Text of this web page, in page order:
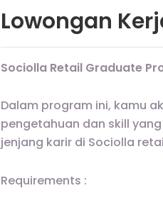
Lowongan
Sociolla Retail Graduate
Dalam program ini, kamu
pengetahuan dan skill
jenjang karir di Sociolla
Requirements :